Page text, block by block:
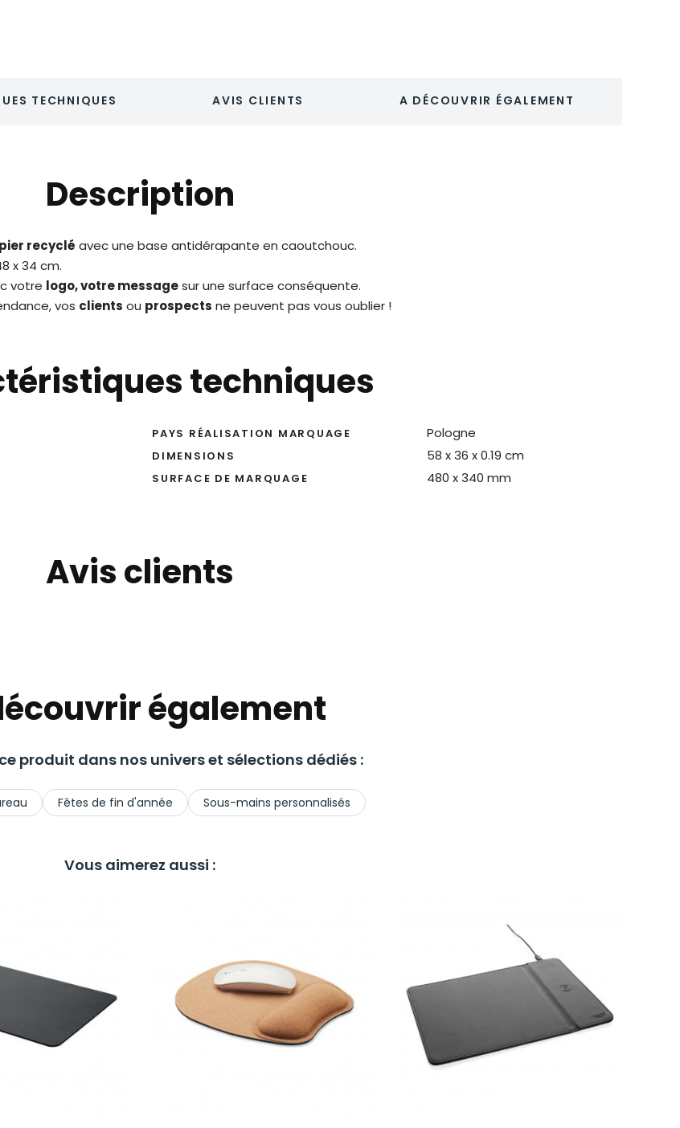
TECHNIQUES AVIS CLIENTS A DÉCOUVRIR ÉGALEMENT
Description
recyclé avec une base antidérapante en caoutchouc.
x 34 cm.
votre logo, votre messagesur une surface conséquente.
vos clients ou prospects ne peuvent pas vous oublier !
techniques
PAYS RÉALISATION MARQUAGE Pologne
DIMENSIONS 58 x 36 x 0.19 cm
SURFACE DE MARQUAGE 480 x 340 mm
Avis clients
également
produit dans nos univers et sélections dédiés :
Fêtes de fin d'année Sous-mains personnalisés
Vous aimerez aussi :